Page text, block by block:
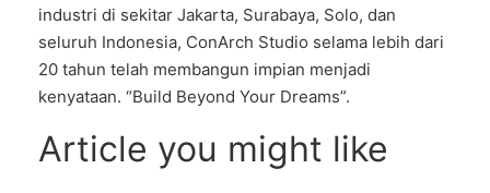
industri di sekitar Jakarta, Surabaya, Solo, dan
seluruh Indonesia, ConArch Studio selama lebih dari
20 tahun telah membangun impian menjadi
kenyataan. “Build Beyond Your Dreams”.
Article you might like